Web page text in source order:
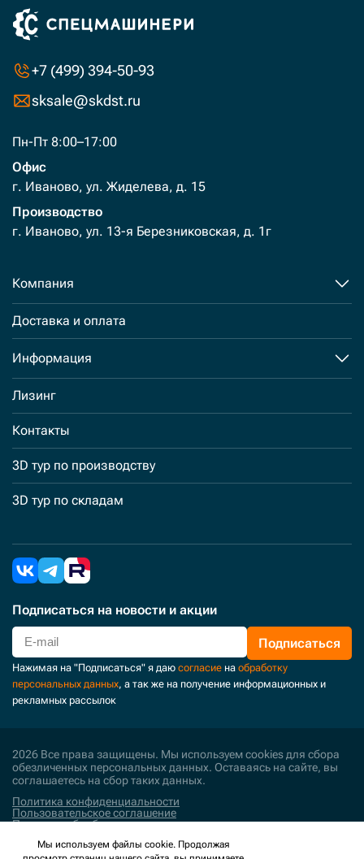
+7 (499) 394-50-93
sksale@skdst.ru
Пн-Пт 8:00–17:00
Офис
г. Иваново, ул. Жиделева, д. 15
Производство
г. Иваново, ул. 13-я Березниковская, д. 1г
Компания
Доставка и оплата
Информация
Лизинг
Контакты
3D тур по производству
3D тур по складам
Подписаться на новости и акции
Подписаться
Нажимая на "Подписаться" я даю согласие на обработку
персональных данных, а так же на получение информационных и
рекламных рассылок
2026 Все права защищены. Мы используем cookies для сбора
обезличенных персональных данных. Оставаясь на сайте, вы
соглашаетесь на сбор таких данных.
Политика конфиденциальности
Пользовательское соглашение
Политика обработки персональных данных
Мы используем файлы cookie. Продолжая